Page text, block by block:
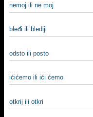
nemoj ili ne moj
bleđi ili blediji
odsto ili posto
ićićemo ili ići ćemo
otkrij ili otkri